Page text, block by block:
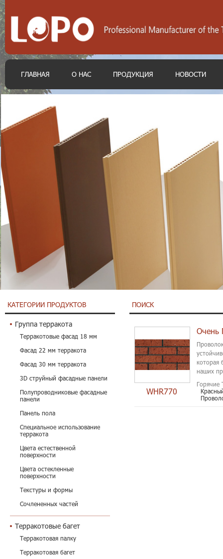
ГЛАВНАЯ О НАС ПРОДУКЦИЯ НОВОСТИ
КАТЕГОРИИ ПРОДУКТОВ
Группа терракота
Терракотовые фасад 18 мм
Фасад 22 мм терракота
Фасад 30 мм терракота
3D струйный фасадные панели
Полупроводниковые фасадные
панели
Панель пола
Специальное использование
терракота
Цвета естественной
поверхности
Цвета остекленные
поверхности
Текстуры и формы
Сочлененных частей
Терракотовые багет
Терракотовая палку
Терракотовая багет
ПОИСК
WHR770
которая
наших
Горячие